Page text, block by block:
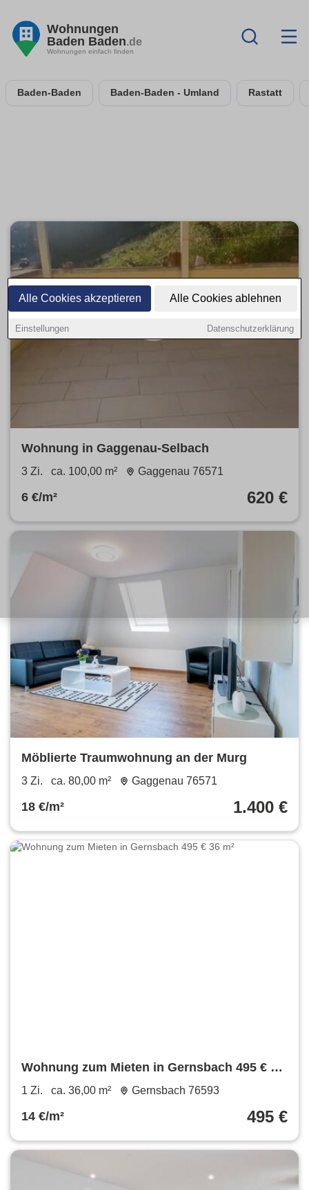
Alle Cookies akzeptieren Alle Cookies ablehnen
Einstellungen Datenschutzerklärung
Wohnungen
Baden Baden.de
Wohnungen einfach finden
Baden-Baden Baden-Baden - Umland Rastatt
Wohnung in Gaggenau-Selbach
3 Zi. ca. 100,00 m² Gaggenau 76571
6 €/m² 620 €
Möblierte Traumwohnung an der Murg
3 Zi. ca. 80,00 m² Gaggenau 76571
18 €/m² 1.400 €
Wohnung zum Mieten in Gernsbach 495 € 36
m²
1 Zi. ca. 36,00 m² Gernsbach 76593
14 €/m² 495 €